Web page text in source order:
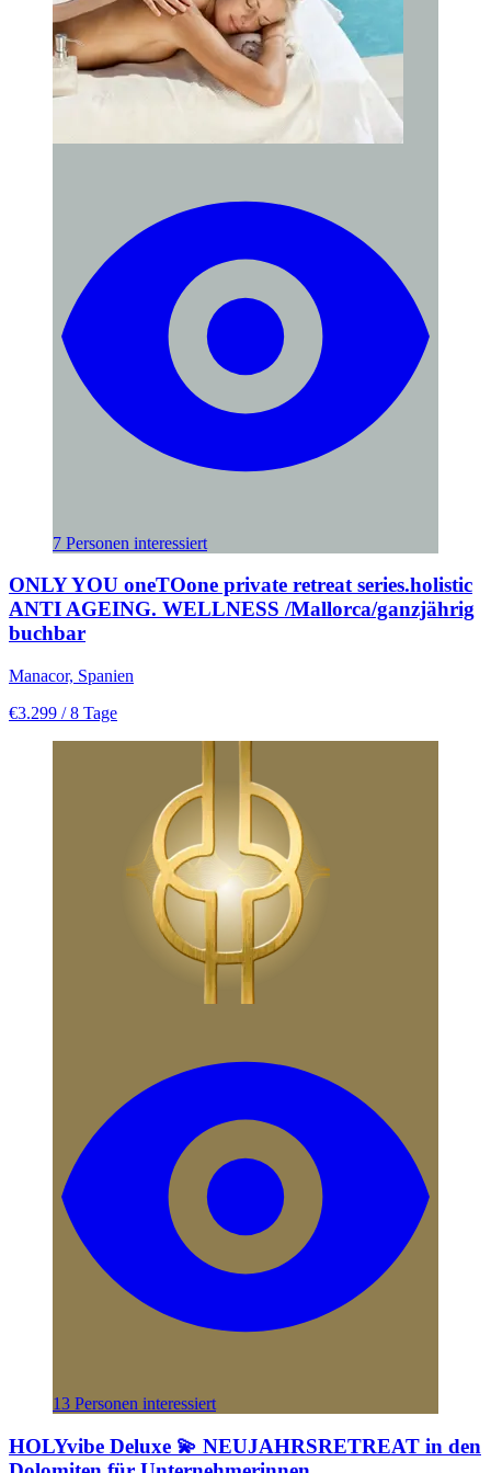
7 Personen interessiert
ONLY YOU oneTOone private retreat series.holistic
ANTI AGEING. WELLNESS /Mallorca/ganzjährig
buchbar
Manacor, Spanien
€3.299 / 8 Tage
13 Personen interessiert
HOLYvibe Deluxe 💫 NEUJAHRSRETREAT in den